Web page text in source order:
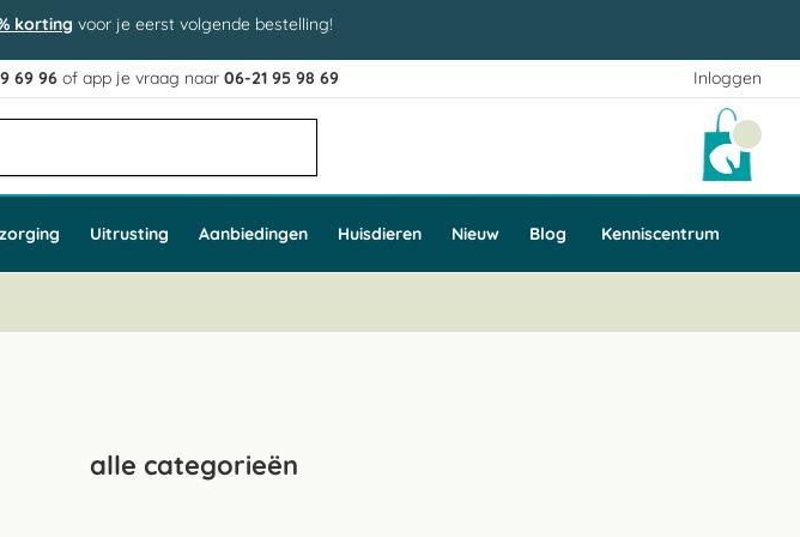
korting voor je eerst volgende bestelling!
Inloggen
69 96 of app je vraag naar06-21 95 98 69
Uitrusting Aanbiedingen Huisdieren Nieuw Blog Kenniscentrum
alle categorieën